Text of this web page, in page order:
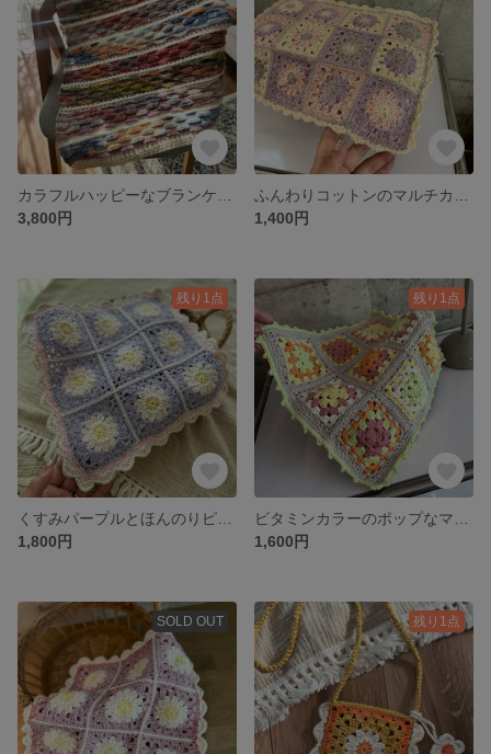
3,800円
1,400円
残り1点
1,800円
残り1点
1,600円
SOLD OUT 残り1点